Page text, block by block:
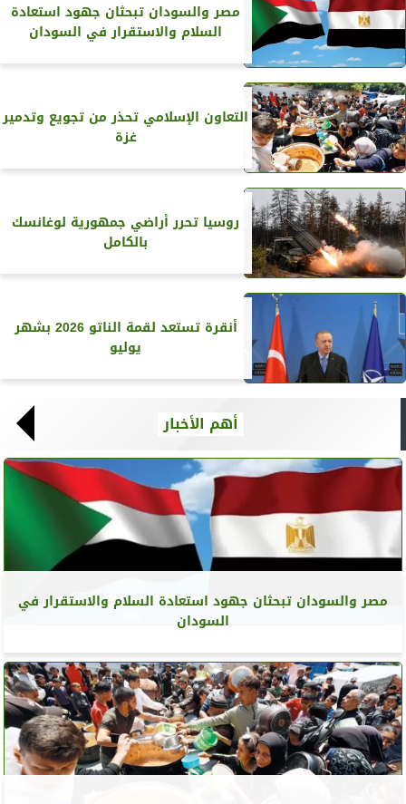
مصر والسودان تبحثان جهود استعادة
السلام والاستقرار في السودان
التعاون الإسلامي تحذر من تجويع وتدمير
غزة
روسيا تحرر أراضي جمهورية لوغانسك
بالكامل
أنقرة تستعد لقمة الناتو 2026 بشهر
يوليو
أهم الأخبار
مصر والسودان تبحثان جهود استعادة السلام والاستقرار في
السودان